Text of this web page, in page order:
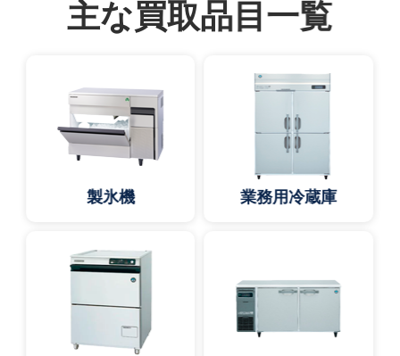
主な買取品目一覧
製氷機 業務用冷蔵庫